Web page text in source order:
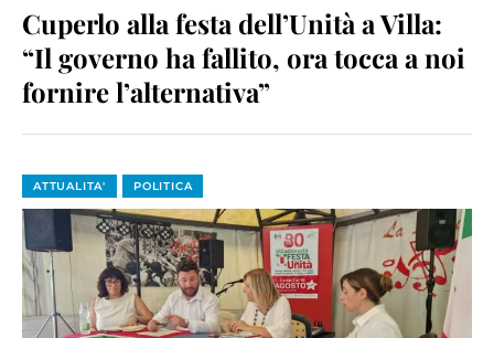
Cuperlo alla festa dell’Unità a Villa:
“Il governo ha fallito, ora tocca a noi
fornire l’alternativa”
ATTUALITA' POLITICA